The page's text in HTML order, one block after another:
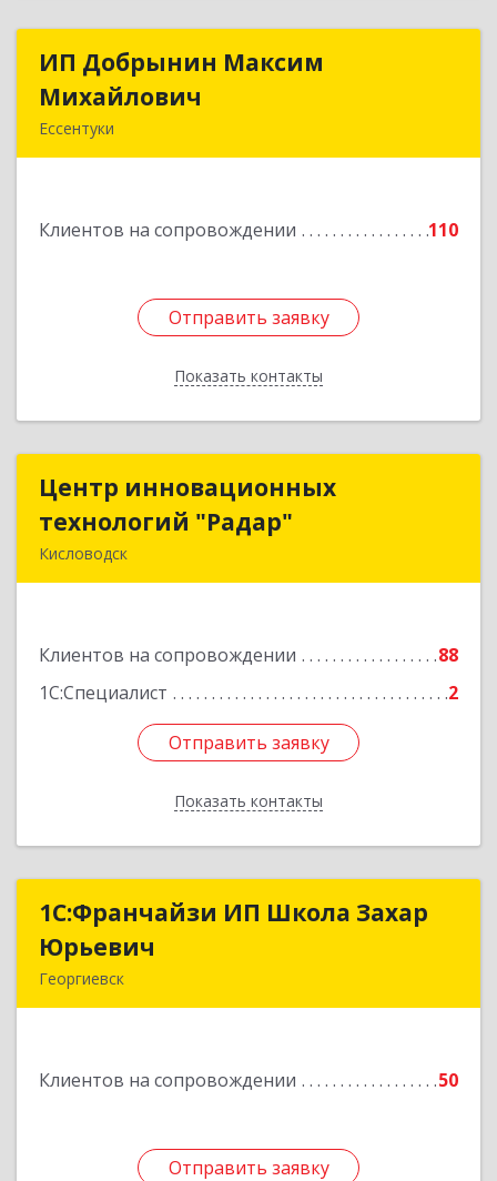
ИП Добрынин Максим
Михайлович
Ессентуки
Клиентов на сопровождении 110
Отправить заявку
Показать контакты
ИП Добрынин Максим
Подробнее
Отправить заявку
Назад
Центр инновационных
технологий "Радар"
Кисловодск
Клиентов на сопровождении
88
1С:Специалист
2
Отправить заявку
Показать контакты
Центр инновационных
технологий "Радар"
Подробнее
Отправить заявку
Назад
1С:Франчайзи ИП Школа Захар
Юрьевич
Георгиевск
Клиентов на сопровождении 50
Отправить заявку
1С:Франчайзи ИП Школа Захар
Отправить заявку